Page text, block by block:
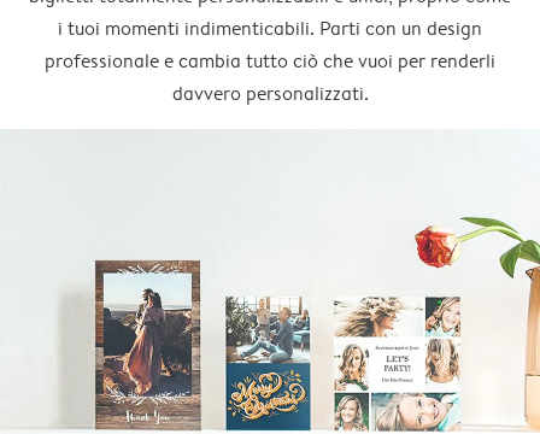
i tuoi momenti indimenticabili. Parti con un design
professionale e cambia tutto ciò che vuoi per renderli
davvero personalizzati.